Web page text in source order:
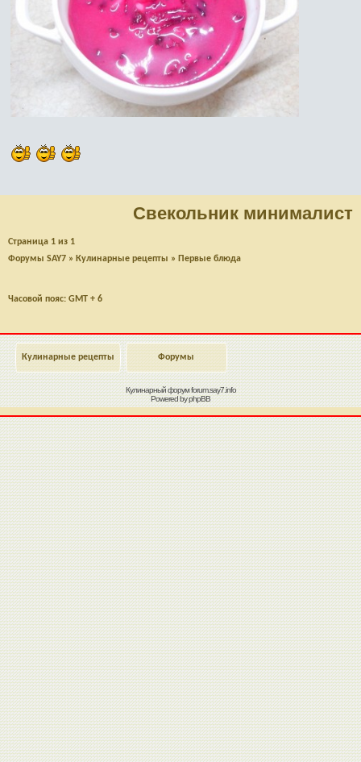
Свекольник минималист
Страница 1 из 1
Форумы SAY7 » Кулинарные рецепты » Первые блюда
Часовой пояс: GMT + 6
Кулинарные рецепты Форумы
Кулинарный форумforum.say7.info
Powered byphpBB